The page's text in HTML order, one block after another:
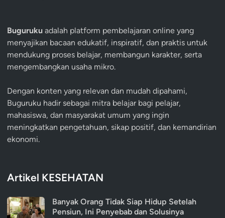
Buguruku adalah platform pembelajaran online yang
menyajikan bacaan edukatif, inspiratif, dan praktis untuk
mendukung proses belajar, membangun karakter, serta
mengembangkan usaha mikro.
Dengan konten yang relevan dan mudah dipahami,
Buguruku hadir sebagai mitra belajar bagi pelajar,
mahasiswa, dan masyarakat umum yang ingin
meningkatkan pengetahuan, sikap positif, dan kemandirian
ekonomi.
Artikel KESEHATAN
Banyak Orang Tidak Siap Hidup Setelah
Pensiun, Ini Penyebab dan Solusinya